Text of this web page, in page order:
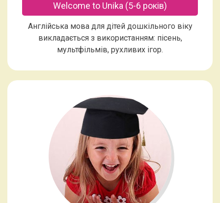
Welcome to Unika (5-6 років)
Англійська мова для дітей дошкільного віку
викладається з використанням: пісень,
мультфільмів, рухливих ігор.